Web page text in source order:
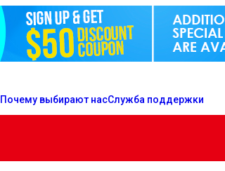
Почему выбирают насСлужба поддержки